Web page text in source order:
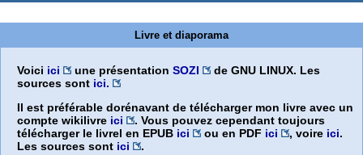
Livre et diaporama
Voici ici une présentation SOZI
de GNU LINUX. Les
sources sont ici.
Il est préférable dorénavant de télécharger mon livre avec un
compte wikilivre ici
. Vous pouvez cependant toujours
télécharger le livrel en EPUB ici ou en PDF ici , voire ici.
Les sources sont ici
.